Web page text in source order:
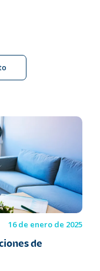
16 de enero de 2025
de